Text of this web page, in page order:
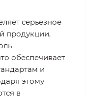
серьезное
продукции,
обеспечивает
и
этому
в